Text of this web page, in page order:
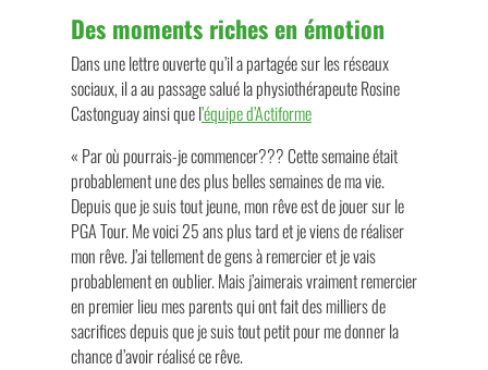
Des moments riches en émotion
Dans une lettre ouverte qu’il a partagée sur les réseaux
sociaux, il a au passage salué la physiothérapeute Rosine
Castonguay ainsi que l’équipe d’Actiforme
« Par où pourrais-je commencer??? Cette semaine était
probablement une des plus belles semaines de ma vie.
Depuis que je suis tout jeune, mon rêve est de jouer sur le
PGA Tour. Me voici 25 ans plus tard et je viens de réaliser
mon rêve. J’ai tellement de gens à remercier et je vais
probablement en oublier. Mais j’aimerais vraiment remercier
en premier lieu mes parents qui ont fait des milliers de
sacrifices depuis que je suis tout petit pour me donner la
chance d’avoir réalisé ce rêve.